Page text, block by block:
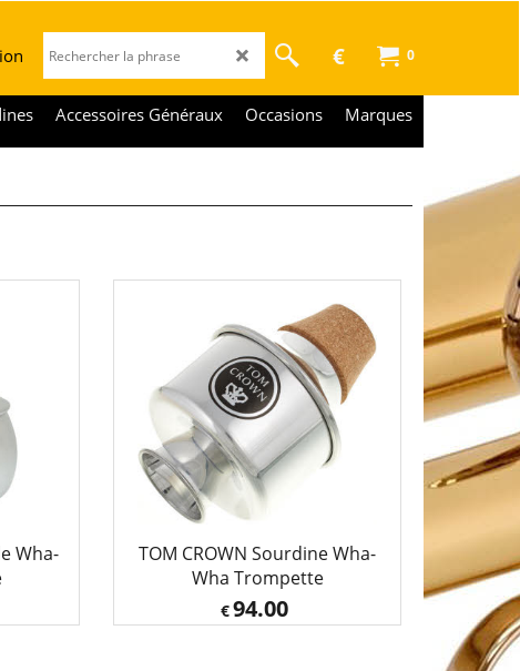
0
€
Accessoires Généraux Occasions Marques
Wha-
TOM CROWN Sourdine Wha-
Wha Trompette
€94.00